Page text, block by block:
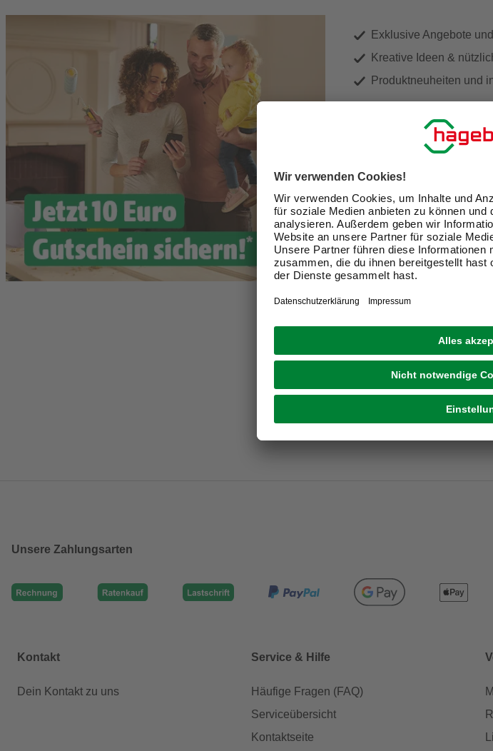
Exklusive Angebote
Kreative Ideen &
Produktneuheiten und
Unsere Zahlungsarten
Kontakt
Dein Kontakt zu uns
Service & Hilfe
Häufige Fragen (FAQ)
Serviceübersicht
Kontaktseite